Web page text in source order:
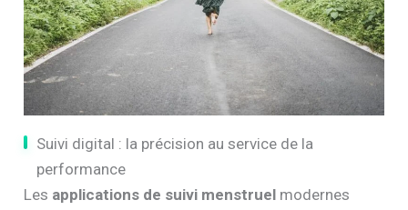
Suivi digital : la précision au service de la
performance
Les applications de suivi menstruel modernes